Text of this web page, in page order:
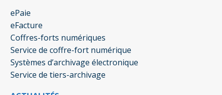
ePaie
eFacture
Coffres-forts numériques
Service de coffre-fort numérique
Systèmes d’archivage électronique
Service de tiers-archivage